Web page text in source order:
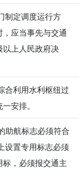
制定调度运行方
应当事先与交通
以上人民政府决
合利用水利枢纽过
安排。
助航标志必须符合
设置专用标志必须
，必须报交通主